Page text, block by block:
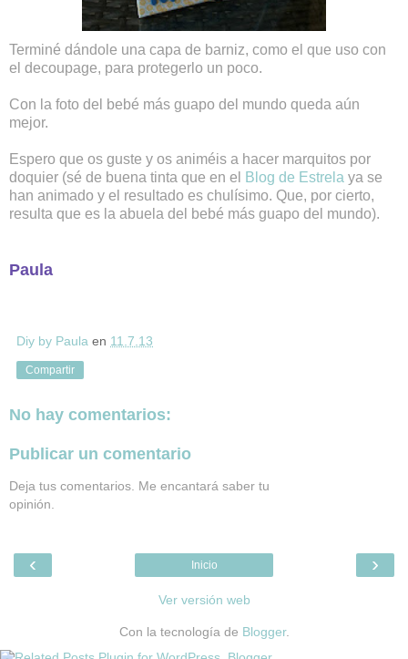
Terminé dándole una capa de barniz, como el que uso con
el decoupage, para protegerlo un poco.
Con la foto del bebé más guapo del mundo queda aún
mejor.
Espero que os guste y os animéis a hacer marquitos por
doquier (sé de buena tinta que en el
Blog de Estrela ya se
han animado y el resultado es chulísimo. Que, por cierto,
resulta que es la abuela del bebé más guapo del mundo).
Paula
Diy by Paula en 11.7.13
Compartir
No hay comentarios:
Publicar un comentario
Deja tus comentarios. Me encantará saber tu
opinión.
‹ ›
Inicio
Ver versión web
Con la tecnología de Blogger.